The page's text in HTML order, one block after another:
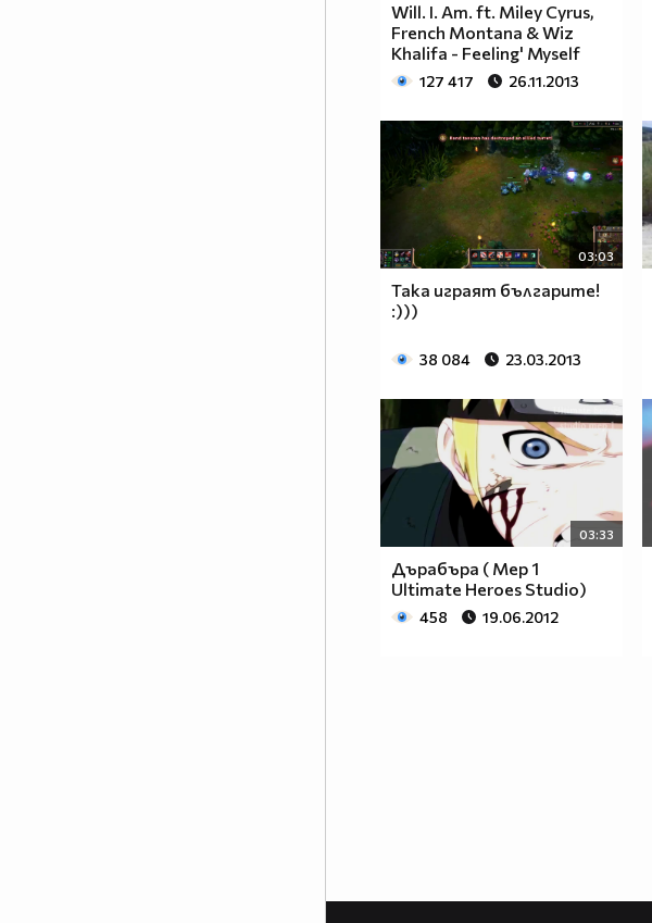
Will. I. Am. ft. Miley Cyrus,
French Montana & Wiz
Khalifa - Feeling' Myself
127 417 26.11.2013
03:03
Така играят българите!
:)))
38 084 23.03.2013
03:33
Дърабъра ( Mep 1
Ultimate Heroes Studio)
458 19.06.2012